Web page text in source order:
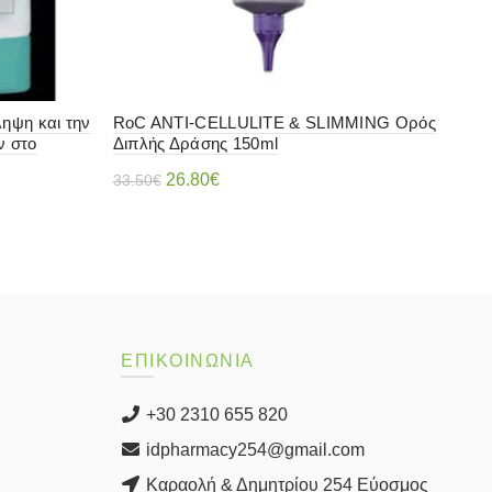
και την
στο
RoC ANTI-CELLULITE & SLIMMING Ορός
Διπλής Δράσης 150ml
33.50€ Original
26.80€Η
ΕΠΙΚΟΙΝΩΝΙΑ
+30 2310 655 820
idpharmacy254@gmail.com
Καραολή & Δημητρίου 254 Εύοσμος